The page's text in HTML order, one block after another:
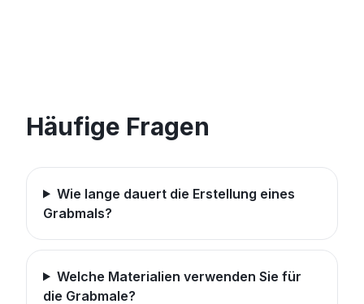
Häufige Fragen
Wie lange dauert die Erstellung eines
Grabmals?
Welche Materialien verwenden Sie für
die Grabmale?